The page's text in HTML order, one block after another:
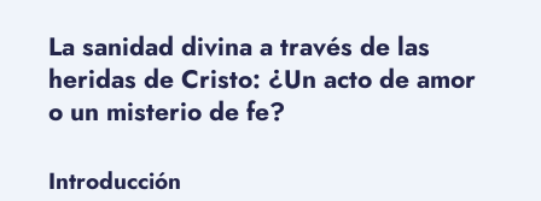
La sanidad divina a través de las
heridas de Cristo: ¿Un acto de amor
o un misterio de fe?
Introducción